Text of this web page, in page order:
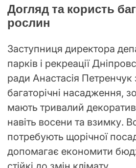
Догляд та користь
рослин
Заступниця директора
парків і рекреації
ради Анастасія
багаторічні насадження,
мають тривалий
навіть восени та взимку.
потребують щорічної
допомагає економити